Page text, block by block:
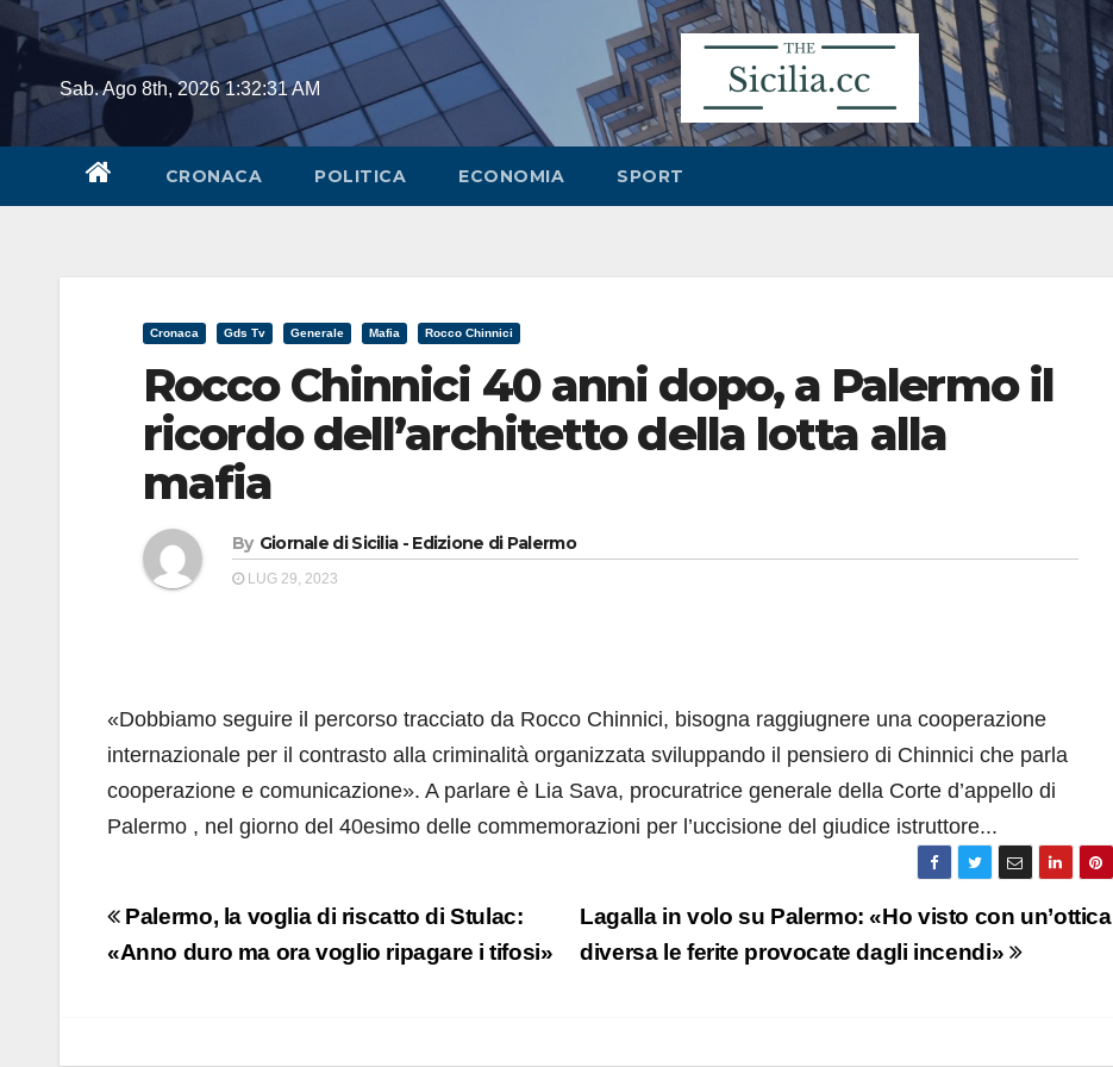
Skip
contentSab. Ago 8th, 20261:32:31 AM
CRONACA POLITICA ECONOMIA SPORT
Cronaca Gds Tv Generale Mafia Rocco Chinnici
Rocco Chinnici 40 anni dopo, a Palermo il
ricordo dell’architetto della lotta alla
mafia
By Giornale di Sicilia - Edizione di Palermo
LUG 29, 2023
«Dobbiamo seguire il percorso tracciato da Rocco Chinnici, bisogna raggiugnere una cooperazione
internazionale per il contrasto alla criminalità organizzata sviluppando il pensiero di Chinnici che parla
cooperazione e comunicazione». A parlare è Lia Sava, procuratrice generale della Corte d’appello di
Palermo , nel giorno del 40esimo delle commemorazioni per l’uccisione del giudice istruttore...
Navigazione
articoli
Lagalla in volo su Palermo: «Ho visto con un’ottica
diversa le ferite provocate dagli incendi»
Palermo, la voglia di riscatto di Stulac:
«Anno duro ma ora voglio ripagare i tifosi»